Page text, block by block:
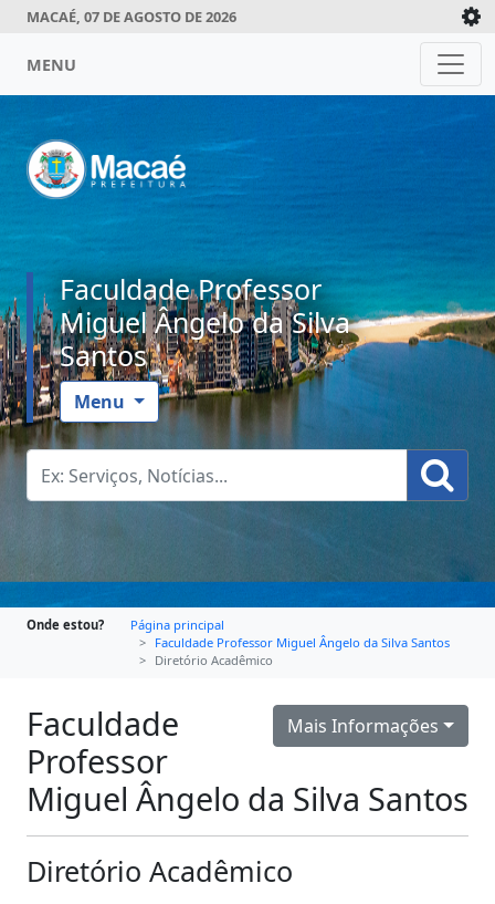
MACAÉ, 07 DE AGOSTO DE 2026
MENU
Faculdade Professor
Miguel Ângelo da Silva
Santos
Menu
Onde estou?
Página principal
Faculdade Professor Miguel Ângelo da Silva Santos
Diretório Acadêmico
Mais Informações
Faculdade
Professor
Miguel Ângelo da Silva Santos
Diretório Acadêmico